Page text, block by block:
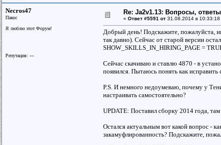
Necros47
Пакос
Я люблю этот Форум!
Репутация: ---
Re: Ja2v1.13: Вопросы,
« Ответ #5591 от 31.08.2014 в 10:33:18
Добрый день! Подскажите, пожалуйста,
так давно). Сейчас от старой версии
SHOW_SKILLS_IN_HIRING_PAGE =
Сейчас скачиваю и ставлю 4870 - в
появился. Пытаюсь понять как
P.S. И немного недоумеваю, почему у
настраивать самостоятельно?
UPDATE: Поставил сборку 2014 года,
Остался актуальным вот какой вопрос -
закамуфлированность? Подскажите,